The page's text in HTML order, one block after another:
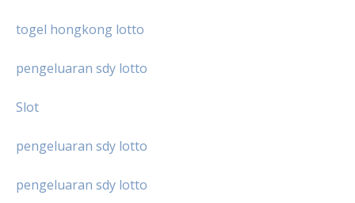
togel hongkong lotto
pengeluaran sdy lotto
Slot
pengeluaran sdy lotto
pengeluaran sdy lotto